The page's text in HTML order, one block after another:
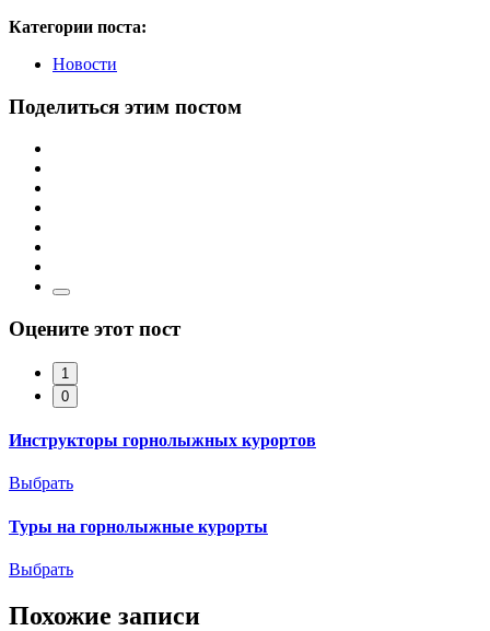
Категории поста:
Новости
Поделиться этим постом
Оцените этот пост
1
0
Инструкторы горнолыжных курортов
Выбрать
Туры на горнолыжные курорты
Выбрать
Похожие записи